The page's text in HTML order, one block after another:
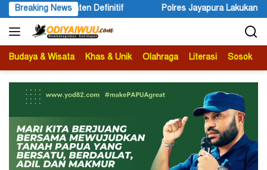
Langsung
ke
konten
Breaking News
Polres Jayapura Lakukan Penyelidikan Pasca Keracunan
Budaya & Wisata Khas & Unik Olahraga Literasi Sosok